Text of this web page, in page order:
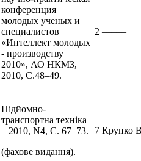
конференция
молодых ученых и
специалистов
«Интеллект молодых
- производству
2010», АО НКМЗ,
2010, С.48–49.
2 –––––
Підйомно-
транспортна техніка
– 2010, N4, С. 67–73.
(фахове видання).
7 Крупко